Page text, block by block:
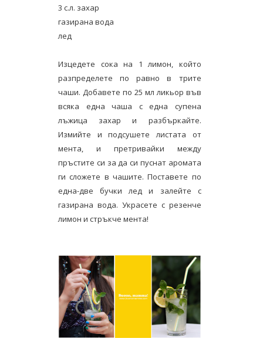
3 с.л. захар
газирана вода
лед
Изцедете сока на 1 лимон, който
разпределете по равно в трите
чаши. Добавете по 25 мл ликьор във
всяка една чаша с една супена
лъжица захар и разбъркайте.
Измийте и подсушете листата от
мента, и претривайки между
пръстите си за да си пуснат аромата
ги сложете в чашите. Поставете по
една-две бучки лед и залейте с
газирана вода. Украсете с резенче
лимон и стръкче мента!